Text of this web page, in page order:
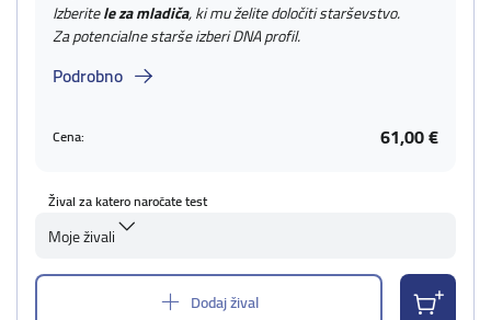
Izberitele za mladiča, ki mu želite določiti starševstvo.
Za potencialne starše izberi DNA profil.
Podrobno
Cena: 61,00 €
Žival za katero naročate test
Moje živali
Dodaj žival